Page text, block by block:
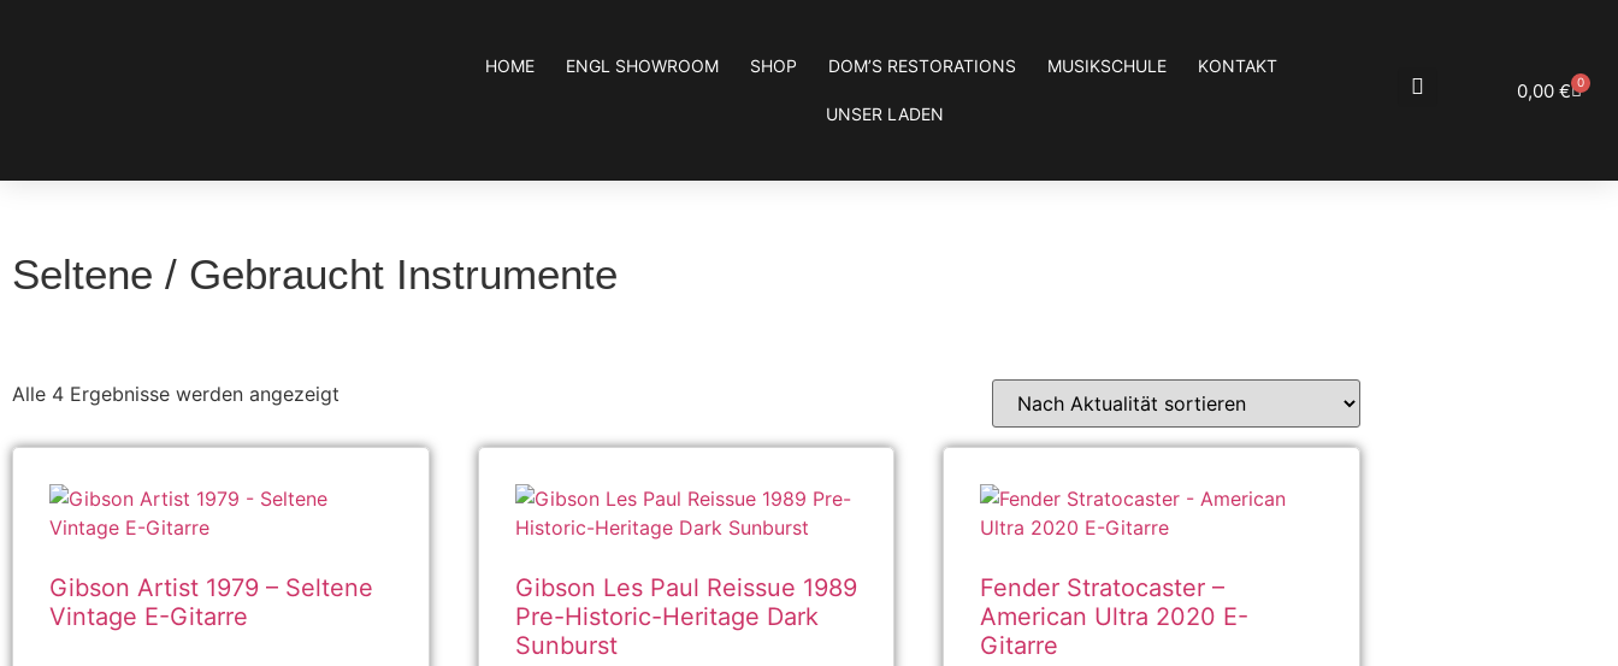
HOME ENGL SHOWROOM SHOP DOM’S RESTORATIONS MUSIKSCHULE KONTAKT
UNSER LADEN
0,00€ 0
Seltene / Gebraucht Instrumente
Alle 4 Ergebnisse werden angezeigt
Gibson Artist 1979 – Seltene
Vintage E-Gitarre
Gibson Les Paul Reissue 1989
Pre-Historic-Heritage Dark
Sunburst
Fender Stratocaster –
American Ultra 2020 E-
Gitarre